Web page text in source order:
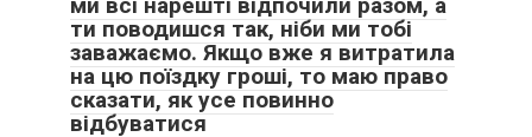
ти поводишся так, ніби ми тобі
заважаємо. Якщо вже я витратила
на цю поїздку гроші, то маю право
сказати, як усе повинно
відбуватися